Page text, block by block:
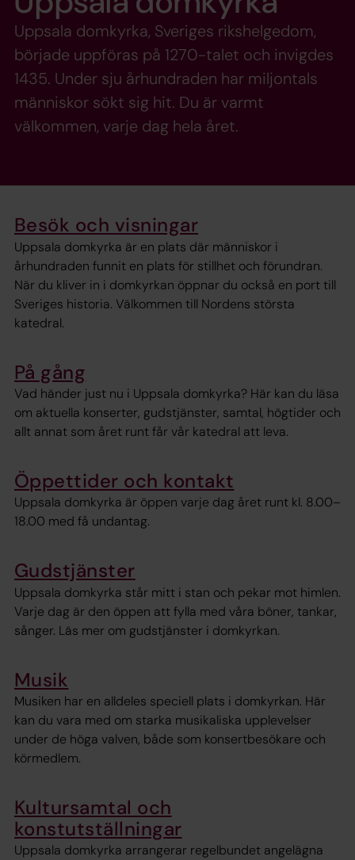
Uppsala domkyrka, Sveriges rikshelgedom,
började uppföras på 1270-talet och invigdes
1435. Under sju århundraden har miljontals
människor sökt sig hit. Du är varmt
välkommen, varje dag hela året.
Besök och visningar
Uppsala domkyrka är en plats där människor i
århundraden funnit en plats för stillhet och förundran.
När du kliver in i domkyrkan öppnar du också en port till
Sveriges historia. Välkommen till Nordens största
katedral.
På gång
Vad händer just nu i Uppsala domkyrka? Här kan du läsa
om aktuella konserter, gudstjänster, samtal, högtider och
allt annat som året runt får vår katedral att leva.
Öppettider och kontakt
Uppsala domkyrka är öppen varje dag året runt kl. 8.00–
18.00 med få undantag.
Gudstjänster
Uppsala domkyrka står mitt i stan och pekar mot himlen.
Varje dag är den öppen att fylla med våra böner, tankar,
sånger. Läs mer om gudstjänster i domkyrkan.
Musik
Musiken har en alldeles speciell plats i domkyrkan. Här
kan du vara med om starka musikaliska upplevelser
under de höga valven, både som konsertbesökare och
körmedlem.
Kultursamtal och
konstutställningar
Uppsala domkyrka arrangerar regelbundet angelägna